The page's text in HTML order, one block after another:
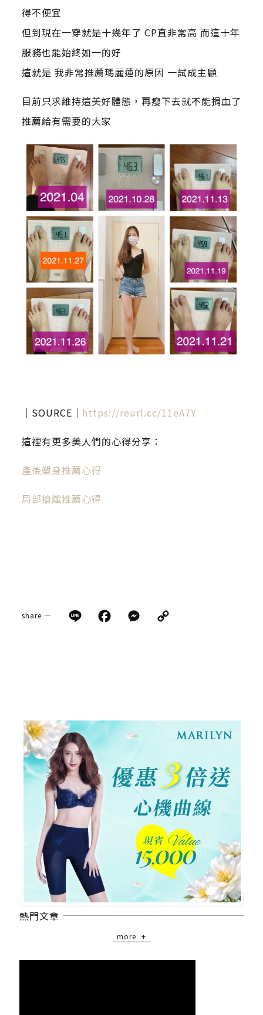
得不便宜
但到現在一穿就是十幾年了 CP直非常高 而這十年
服務也能始終如一的好
這就是 我非常推薦瑪麗蓮的原因 一試成主顧
目前只求維持這美好體態，再瘦下去就不能捐血了
推薦給有需要的大家
｜SOURCE｜ https://reurl.cc/11eA7Y
這裡有更多美人們的心得分享：
產後塑身推薦心得
局部搶纖推薦心得
share — Line Facebook
Messenger
熱門文章
more